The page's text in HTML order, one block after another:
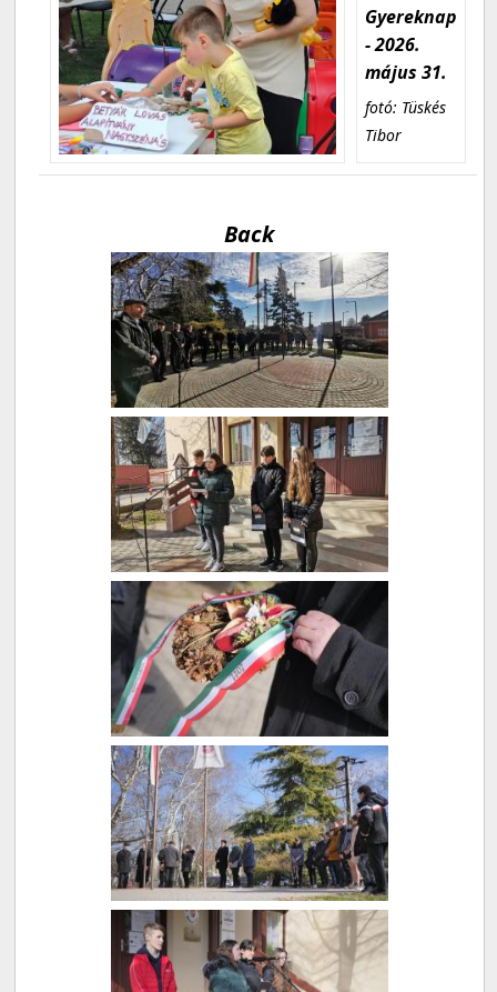
Gyereknap
- 2026.
május 31.
fotó: Tüskés
Tibor
Back